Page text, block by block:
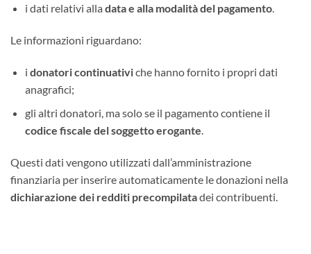
i dati relativi alla data e alla modalità del pagamento.
Le informazioni riguardano:
i donatori continuativiche hanno fornito i propri dati
anagrafici;
gli altri donatori, ma solo se il pagamento contiene il
codice fiscale del soggetto erogante.
Questi dati vengono utilizzati dall’amministrazione
finanziaria per inserire automaticamente le donazioni nella
dichiarazione dei redditi precompilatadei contribuenti.